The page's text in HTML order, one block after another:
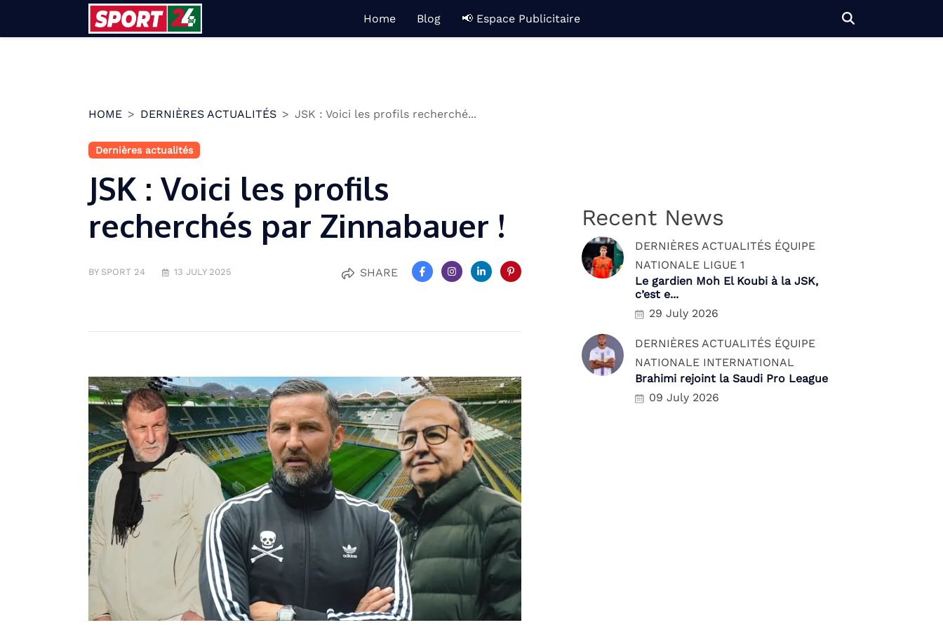
Home Blog 📢 Espace Publicitaire
HOME DERNIÈRES ACTUALITÉS JSK : Voici les profils recherché...
Dernières actualités
JSK : Voici les profils
recherchés par Zinnabauer !
BY SPORT 24 13 JULY 2025 SHARE
Recent News
DERNIÈRES ACTUALITÉS ÉQUIPE
NATIONALE LIGUE 1
Le gardien Moh El Koubi à la JSK,
c’est e...
29 July 2026
DERNIÈRES ACTUALITÉS ÉQUIPE
NATIONALE INTERNATIONAL
Brahimi rejoint la Saudi Pro League
09 July 2026